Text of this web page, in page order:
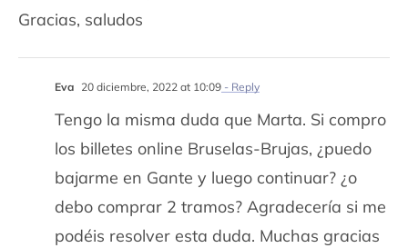
Gracias, saludos
Eva 20 diciembre, 2022 at 10:09- Reply
Tengo la misma duda que Marta. Si compro
los billetes online Bruselas-Brujas, ¿puedo
bajarme en Gante y luego continuar? ¿o
debo comprar 2 tramos? Agradecería si me
podéis resolver esta duda. Muchas gracias